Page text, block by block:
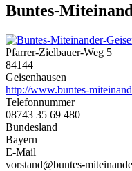
Buntes-
Pfarrer-Zielbauer-Weg 5
84144
Geisenhausen
http://www.buntes-
Telefonnummer
08743 35 69 480
Bundesland
Bayern
E-Mail
vorstand@buntes-